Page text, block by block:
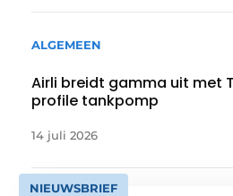
ALGEMEEN
Airli breidt gamma uit met
profile tankpomp
14 juli 2026
NIEUWSBRIEF